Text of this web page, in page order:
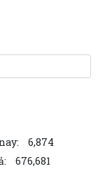
SINH HOẠT DƯỚI
nội bộ được sửa đổi,
chính được sửa
chính ban hành